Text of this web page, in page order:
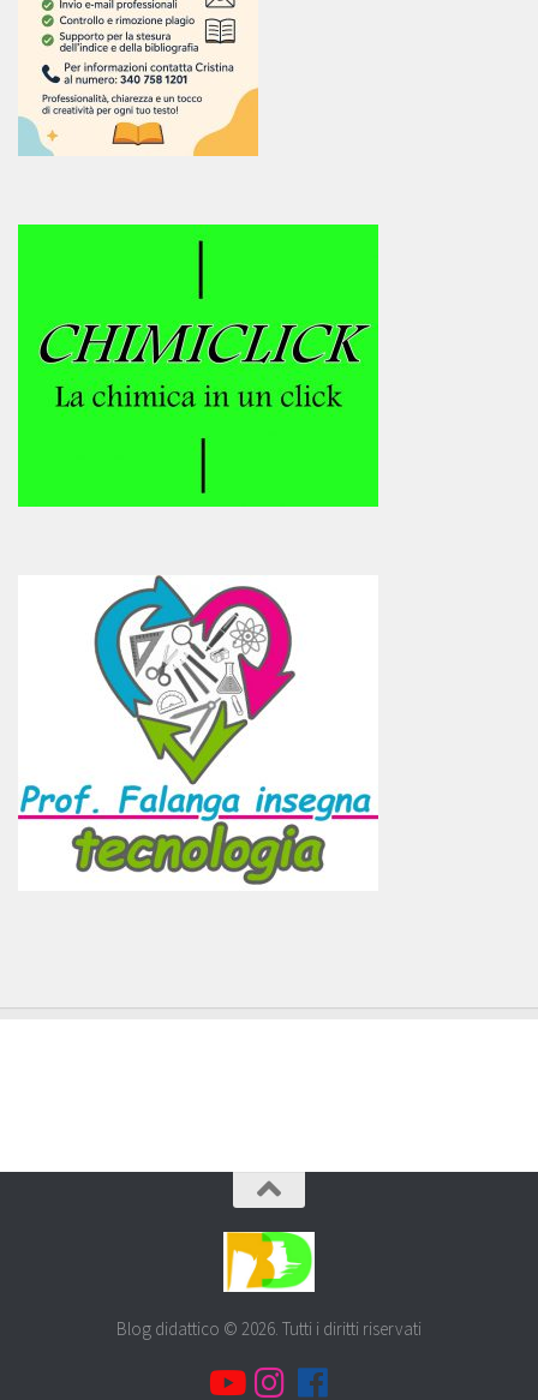
Blog didattico © 2026. Tutti i diritti riservati